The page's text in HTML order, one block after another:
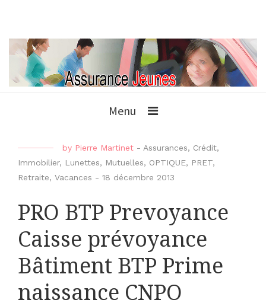
Menu
by Pierre Martinet - Assurances, Crédit,
Immobilier, Lunettes, Mutuelles, OPTIQUE, PRET,
Retraite, Vacances - 18 décembre 2013
PRO BTP Prevoyance
Caisse prévoyance
Bâtiment BTP Prime
naissance CNPO